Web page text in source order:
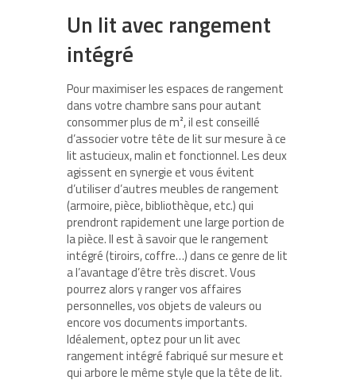
Un lit avec rangement
intégré
Pour maximiser les espaces de rangement
dans votre chambre sans pour autant
consommer plus de m², il est conseillé
d’associer votre tête de lit sur mesure à ce
lit astucieux, malin et fonctionnel. Les deux
agissent en synergie et vous évitent
d’utiliser d’autres meubles de rangement
(armoire, pièce, bibliothèque, etc.) qui
prendront rapidement une large portion de
la pièce. Il est à savoir que le rangement
intégré (tiroirs, coffre…) dans ce genre de lit
a l’avantage d’être très discret. Vous
pourrez alors y ranger vos affaires
personnelles, vos objets de valeurs ou
encore vos documents importants.
Idéalement, optez pour un lit avec
rangement intégré fabriqué sur mesure et
qui arbore le même style que la tête de lit.